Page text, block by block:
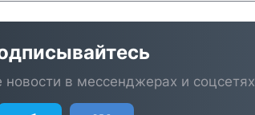
новости в мессенджерах и соцсетях